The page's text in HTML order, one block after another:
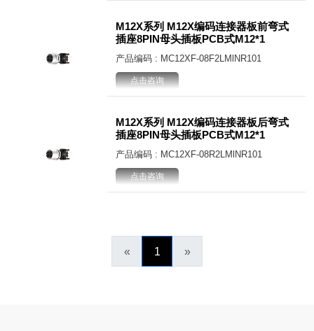
M12X系列 M12X编码连接器板前弯式
插座8PIN母头插板PCB式M12*1
产品编码 : MC12XF-08F2LMlNR101
点击咨询
M12X系列 M12X编码连接器板后弯式
插座8PIN母头插板PCB式M12*1
产品编码 : MC12XF-08R2LMlNR101
点击咨询
« 1 »